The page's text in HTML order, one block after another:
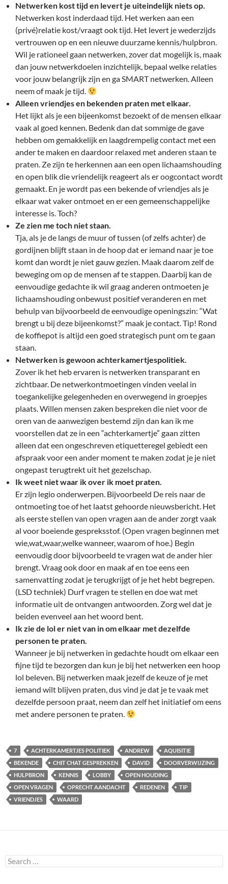
Netwerken kost tijd en levert je uiteindelijk niets op.
Netwerken kost inderdaad tijd. Het werken aan een
(privé)relatie kost/vraagt ook tijd. Het levert je wederzijds
vertrouwen op en een nieuwe duurzame kennis/hulpbron.
Wil je rationeel gaan netwerken, zover dat mogelijk is, maak
dan jouw netwerkdoelen inzichtelijk, bepaal welke relaties
voor jouw belangrijk zijn en ga SMART netwerken. Alleen
neem of maak je tijd.
Alleen vriendjes en bekenden praten met elkaar.
Het lijkt als je een bijeenkomst bezoekt of de mensen elkaar
vaak al goed kennen. Bedenk dan dat sommige de gave
hebben om gemakkelijk en laagdrempelig contact met een
ander te maken en daardoor relaxed met anderen staan te
praten. Ze zijn te herkennen aan een open lichaamshouding
en open blik die vriendelijk reageert als er oogcontact wordt
gemaakt. En je wordt pas een bekende of vriendjes als je
elkaar wat vaker ontmoet en er een gemeenschappelijke
interesse is. Toch?
Ze zien me toch niet staan.
Tja, als je de langs de muur of tussen (of zelfs achter) de
gordijnen blijft staan in de hoop dat er iemand naar je toe
komt dan wordt je niet gauw gezien. Maak daarom zelf de
beweging om op de mensen af te stappen. Daarbij kan de
eenvoudige gedachte ik wil graag anderen ontmoeten je
lichaamshouding onbewust positief veranderen en met
behulp van bijvoorbeeld de eenvoudige openingszin: “Wat
brengt u bij deze bijeenkomst?” maak je contact. Tip! Rond
de koffiepot is altijd een goed strategisch punt om te gaan
staan.
Netwerken is gewoon achterkamertjespolitiek.
Zover ik het heb ervaren is netwerken transparant en
zichtbaar. De netwerkontmoetingen vinden veelal in
toegankelijke gelegenheden en overwegend in groepjes
plaats. Willen mensen zaken bespreken die niet voor de
oren van de aanwezigen bestemd zijn dan kan ik me
voorstellen dat ze in een “achterkamertje” gaan zitten
alleen dat een ongeschreven etiquetteregel gebiedt een
afspraak voor een ander moment te maken zodat je je niet
ongepast terugtrekt uit het gezelschap.
Ik weet niet waar ik over ik moet praten.
Er zijn legio onderwerpen. Bijvoorbeeld De reis naar de
ontmoeting toe of het laatst gehoorde nieuwsbericht. Het
als eerste stellen van open vragen aan de ander zorgt vaak
al voor boeiende gespreksstof. (Open vragen beginnen met
wie,wat,waar,welke wanneer, waarom of hoe.) Begin
eenvoudig door bijvoorbeeld te vragen wat de ander hier
brengt. Vraag ook door en maak af en toe eens een
samenvatting zodat je terugkrijgt of je het hebt begrepen.
(LSD techniek) Durf vragen te stellen en doe wat met
informatie uit de ontvangen antwoorden. Zorg wel dat je
beiden evenveel aan het woord bent.
Ik zie de lol er niet van in om elkaar met dezelfde
personen te praten.
Wanneer je bij netwerken in gedachte houdt om elkaar een
fijne tijd te bezorgen dan kun je bij het netwerken een hoop
lol beleven. Bij netwerken maak jezelf de keuze of je met
iemand wilt blijven praten, dus vind je dat je te vaak met
dezelfde persoon praat, neem dan zelf het initiatief om eens
met andere personen te praten.
7 ACHTERKAMERTJES POLITIEK ANDREW
AQUISITIE
BEKENDE
CHIT CHAT GESPREKKEN DAVID
DOORVERWIJZING
HULPBRON
KENNIS LOBBY
OPEN HOUDING
OPEN VRAGEN
OPRECHT AANDACHT REDENEN
TIP
VRIENDJES
WAARD
Search
for: